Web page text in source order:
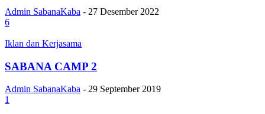
Admin SabanaKaba - 27 Desember 2022
6
Iklan dan Kerjasama
SABANA CAMP 2
Admin SabanaKaba - 29 September 2019
1